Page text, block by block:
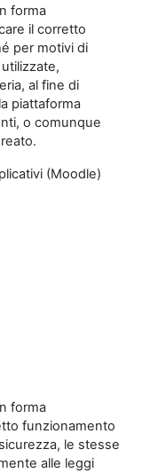
forma
il corretto
per motivi di
al fine di
piattaforma
o comunque
(Moodle)
forma
funzionamento
le stesse
alle leggi